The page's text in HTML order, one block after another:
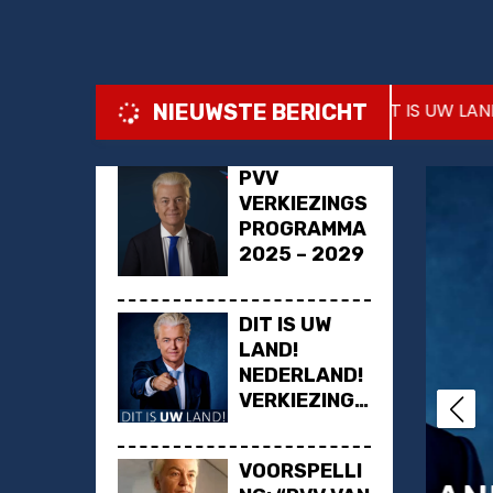
NIEUWSTE BERICHT
2025 – 2029 DIT IS UW LAND!
PVV
VERKIEZINGS
PROGRAMMA
2025 – 2029
DIT IS UW
LAND!
NEDERLAND!
VERKIEZINGS
PVV 2025
VOORSPELLI